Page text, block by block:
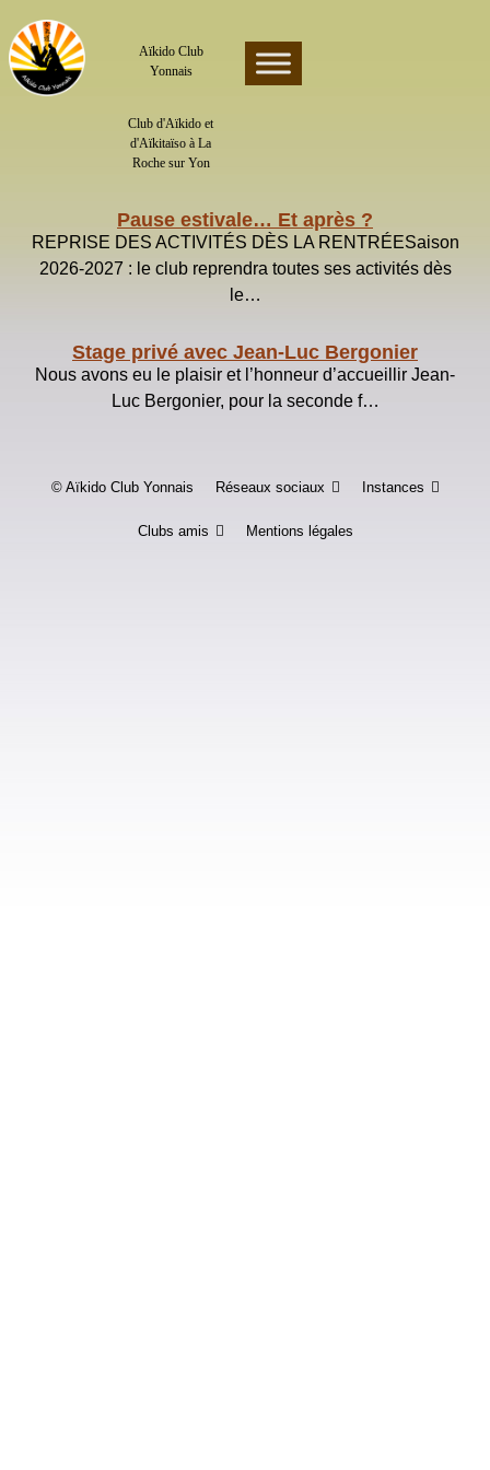
content
Aïkido Club
Yonnais
Club d'Aïkido et
d'Aïkitaïso à La
Roche sur Yon
Pause estivale… Et après ?
REPRISE DES ACTIVITÉS DÈS LA RENTRÉESaison
2026-2027 : le club reprendra toutes ses activités dès
le…
Stage privé avec Jean-Luc Bergonier
Nous avons eu le plaisir et l’honneur d’accueillir Jean-
Luc Bergonier, pour la seconde f…
© Aïkido Club Yonnais Réseaux sociaux Instances
Clubs amis Mentions légales